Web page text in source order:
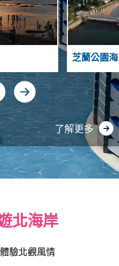
芝蘭公園
了解更多
北海岸
驗北觀風情